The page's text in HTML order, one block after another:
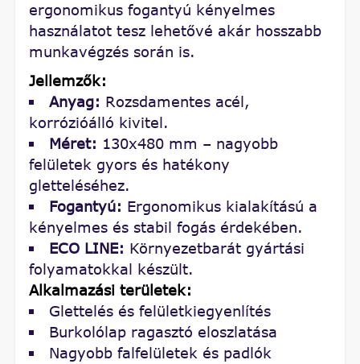
ergonomikus fogantyú kényelmes
használatot tesz lehetővé akár hosszabb
munkavégzés során is.
Jellemzők:
Anyag: Rozsdamentes acél,
korrózióálló kivitel.
Méret: 130x480 mm – nagyobb
felületek gyors és hatékony
gletteléséhez.
Fogantyú: Ergonomikus kialakítású a
kényelmes és stabil fogás érdekében.
ECO LINE: Környezetbarát gyártási
folyamatokkal készült.
Alkalmazási területek:
Glettelés és felületkiegyenlítés
Burkolólap ragasztó eloszlatása
Nagyobb falfelületek és padlók